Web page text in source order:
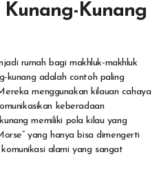
Kunang
rumah bagi makhluk-makhluk
kunang adalah contoh paling
menggunakan kilauan cahaya
keberadaan
memiliki pola kilau yang
yang hanya bisa dimengerti
alami yang sangat